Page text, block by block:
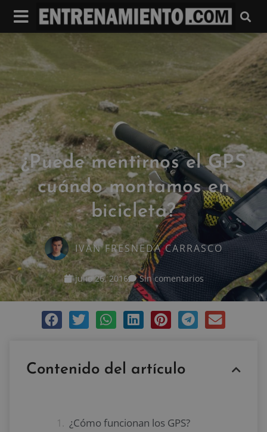
¿Puede mentirnos el GPS
cuándo montamos en
bicicleta?
IVAN FRESNEDA CARRASCO
julio 26, 2016 Sin comentarios
Contenido del artículo
¿Cómo funcionan los GPS?